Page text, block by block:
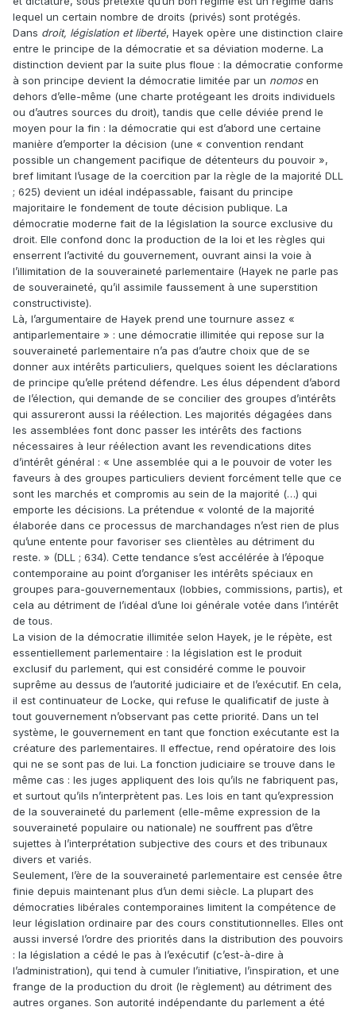
lequel un certain nombre de droits (privés) sont protégés.
Dans droit, législation et liberté, Hayek opère une distinction claire
entre le principe de la démocratie et sa déviation moderne. La
distinction devient par la suite plus floue : la démocratie conforme
à son principe devient la démocratie limitée par un nomosen
dehors d’elle-même (une charte protégeant les droits individuels
ou d’autres sources du droit), tandis que celle déviée prend le
moyen pour la fin : la démocratie qui est d’abord une certaine
manière d’emporter la décision (une « convention rendant
possible un changement pacifique de détenteurs du pouvoir »,
bref limitant l’usage de la coercition par la règle de la majorité DLL
; 625) devient un idéal indépassable, faisant du principe
majoritaire le fondement de toute décision publique. La
démocratie moderne fait de la législation la source exclusive du
droit. Elle confond donc la production de la loi et les règles qui
enserrent l’activité du gouvernement, ouvrant ainsi la voie à
l’illimitation de la souveraineté parlementaire (Hayek ne parle pas
de souveraineté, qu’il assimile faussement à une superstition
constructiviste).
Là, l’argumentaire de Hayek prend une tournure assez «
antiparlementaire » : une démocratie illimitée qui repose sur la
souveraineté parlementaire n’a pas d’autre choix que de se
donner aux intérêts particuliers, quelques soient les déclarations
de principe qu’elle prétend défendre. Les élus dépendent d’abord
de l’élection, qui demande de se concilier des groupes d’intérêts
qui assureront aussi la réélection. Les majorités dégagées dans
les assemblées font donc passer les intérêts des factions
nécessaires à leur réélection avant les revendications dites
d’intérêt général : « Une assemblée qui a le pouvoir de voter les
faveurs à des groupes particuliers devient forcément telle que ce
sont les marchés et compromis au sein de la majorité (…) qui
emporte les décisions. La prétendue « volonté de la majorité
élaborée dans ce processus de marchandages n’est rien de plus
qu’une entente pour favoriser ses clientèles au détriment du
reste. » (DLL ; 634). Cette tendance s’est accélérée à l’époque
contemporaine au point d’organiser les intérêts spéciaux en
groupes para-gouvernementaux (lobbies, commissions, partis), et
cela au détriment de l’idéal d’une loi générale votée dans l’intérêt
de tous.
La vision de la démocratie illimitée selon Hayek, je le répète, est
essentiellement parlementaire : la législation est le produit
exclusif du parlement, qui est considéré comme le pouvoir
suprême au dessus de l’autorité judiciaire et de l’exécutif. En cela,
il est continuateur de Locke, qui refuse le qualificatif de juste à
tout gouvernement n’observant pas cette priorité. Dans un tel
système, le gouvernement en tant que fonction exécutante est la
créature des parlementaires. Il effectue, rend opératoire des lois
qui ne se sont pas de lui. La fonction judiciaire se trouve dans le
même cas : les juges appliquent des lois qu’ils ne fabriquent pas,
et surtout qu’ils n’interprètent pas. Les lois en tant qu’expression
de la souveraineté du parlement (elle-même expression de la
souveraineté populaire ou nationale) ne souffrent pas d’être
sujettes à l’interprétation subjective des cours et des tribunaux
divers et variés.
Seulement, l’ère de la souveraineté parlementaire est censée être
finie depuis maintenant plus d’un demi siècle. La plupart des
démocraties libérales contemporaines limitent la compétence de
leur législation ordinaire par des cours constitutionnelles. Elles ont
aussi inversé l’ordre des priorités dans la distribution des pouvoirs
: la législation a cédé le pas à l’exécutif (c’est-à-dire à
l’administration), qui tend à cumuler l’initiative, l’inspiration, et une
frange de la production du droit (le règlement) au détriment des
autres organes. Son autorité indépendante du parlement a été